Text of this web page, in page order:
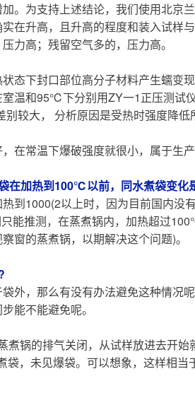
。为支持上述结论，我们使用北
在升高，且升高的程度和装入试样
力高；残留空气多的，压力高。
态下封口部位高分子材料产生蠕变
温和95℃下分别用ZY一1正压测试
较大， 分析原因是受热时强度降
在常温下爆破强度就很小，属于生
在加热到100℃以前，同水煮袋变化
到1000(2以上时，因为目前国内没
能推测，在蒸煮锅内，加热超过
窗的蒸煮锅，以期解决这个问题)。
外，那么有没有办法避免这种情况
能不能避免呢。
煮锅的排气关闭，从试样放进去开
袋，未见爆袋。可以想象，这样相